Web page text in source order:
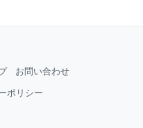
お問い合わせ
ポリシー